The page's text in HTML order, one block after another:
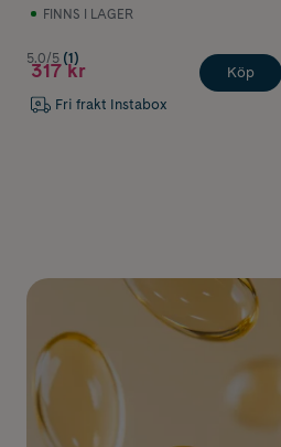
FINNS I LAGER
5.0/5 (1)
317 kr
Fri frakt Instabox
Köp